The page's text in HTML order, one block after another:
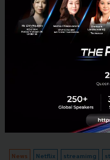
2023
News Netflix streamimg